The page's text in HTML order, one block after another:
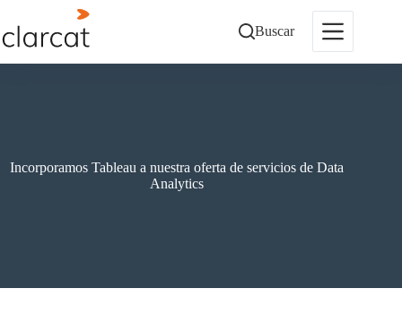
contenido
Buscar
Incorporamos Tableau a nuestra oferta de servicios de Data
Analytics